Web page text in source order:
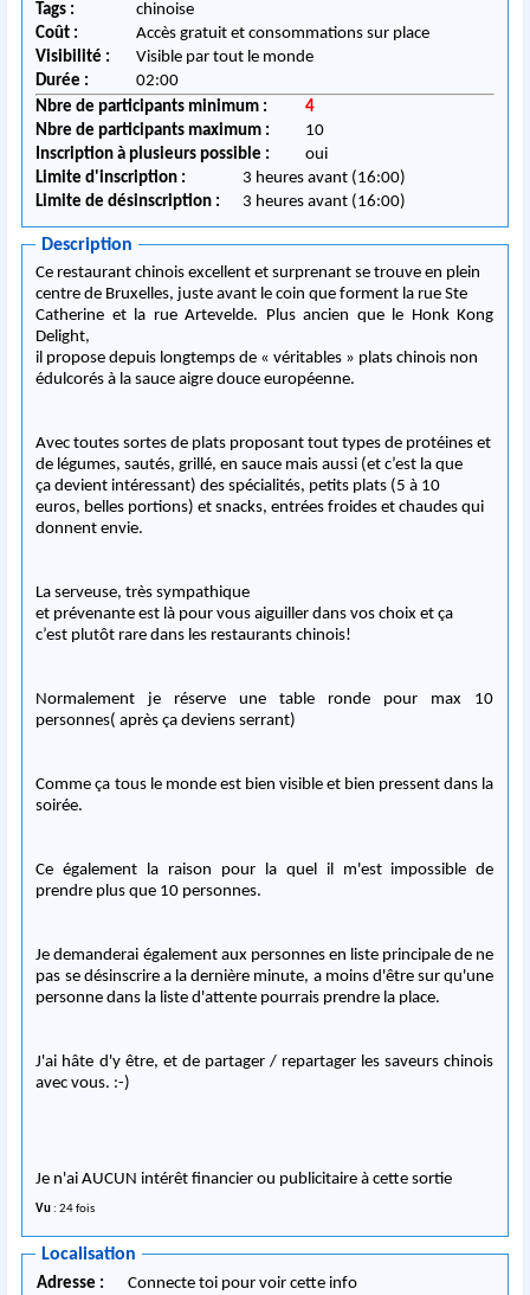
Tags :
chinoise
Coût :
Accès gratuit et consommations sur place
Visibilité :
Visible par tout le monde
Durée :
02:00
Nbre de participants minimum :
4
Nbre de participants maximum :
10
Inscription à plusieurs possible :
oui
Limite d'inscription :
3 heures avant (16:00)
Limite de désinscription :
3 heures avant (16:00)
Description
Ce restaurant chinois excellent et surprenant se trouve en plein
centre de Bruxelles, juste avant le coin que forment la rue Ste
Catherine et la rue Artevelde. Plus ancien que le Honk Kong
Delight,
il propose depuis longtemps de « véritables » plats chinois non
édulcorés à la sauce aigre douce européenne.
Avec toutes sortes de plats proposant tout types de protéines et
de légumes, sautés, grillé, en sauce mais aussi (et c’est la que
ça devient intéressant) des spécialités, petits plats (5 à 10
euros, belles portions) et snacks, entrées froides et chaudes qui
donnent envie.
La serveuse, très sympathique
et prévenante est là pour vous aiguiller dans vos choix et ça
c’est plutôt rare dans les restaurants chinois!
Normalement je réserve une table ronde pour max 10
personnes( après ça deviens serrant)
Comme ça tous le monde est bien visible et bien pressent dans la
soirée.
Ce également la raison pour la quel il m'est impossible de
prendre plus que 10 personnes.
Je demanderai également aux personnes en liste principale de ne
pas se désinscrire a la dernière minute, a moins d'être sur qu'une
personne dans la liste d'attente pourrais prendre la place.
J'ai hâte d'y être, et de partager / repartager les saveurs chinois
avec vous. :-)
Je n'ai AUCUN intérêt financier ou publicitaire à cette sortie
Vu : 24 fois
Localisation
Adresse :
Connecte toi pour voir cette info